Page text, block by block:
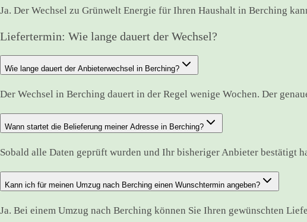
Ja. Der Wechsel zu Grünwelt Energie für Ihren Haushalt in Berching
Liefertermin: Wie lange dauert der Wechsel?
Wie lange dauert der Anbieterwechsel in Berching?
Der Wechsel in Berching dauert in der Regel wenige Wochen. Der
Wann startet die Belieferung meiner Adresse in Berching?
Sobald alle Daten geprüft wurden und Ihr bisheriger Anbieter
Kann ich für meinen Umzug nach Berching einen Wunschtermin angeben?
Ja. Bei einem Umzug nach Berching können Sie Ihren gewünschten